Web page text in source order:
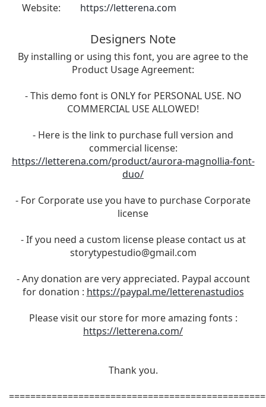
Website:
https://letterena.com
Designers Note
By installing or using this font, you are agree to the
Product Usage Agreement:
- This demo font is ONLY for PERSONAL USE. NO
COMMERCIAL USE ALLOWED!
- Here is the link to purchase full version and
commercial license:
https://letterena.com/product/aurora-magnollia-font-
duo/
- For Corporate use you have to purchase Corporate
license
- If you need a custom license please contact us at
storytypestudio@gmail.com
- Any donation are very appreciated. Paypal account
for donation : https://paypal.me/letterenastudios
Please visit our store for more amazing fonts :
https://letterena.com/
Thank you.